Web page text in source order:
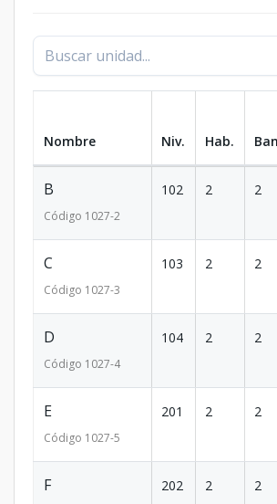
Nombre Niv. Hab.
B
Código 1027-2
102 2 2
C
Código 1027-3
103 2 2
D
Código 1027-4
104 2 2
E
Código 1027-5
201 2 2
F 202 2 2